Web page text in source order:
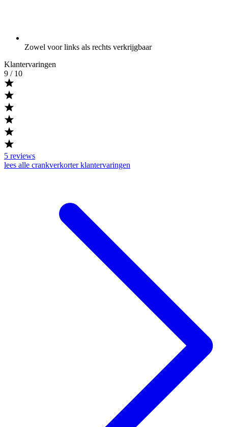
Zowel voor links als rechts verkrijgbaar
Klantervaringen
9 / 10
5 reviews
lees alle crankverkorter klantervaringen